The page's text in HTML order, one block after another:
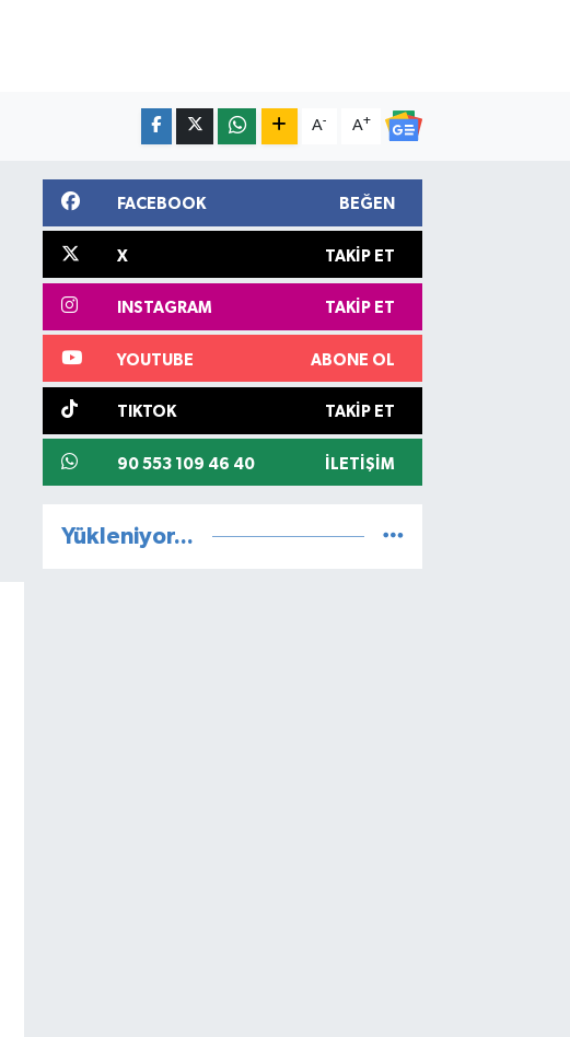
A- A+
FACEBOOK BEĞEN
X TAKIP ET
INSTAGRAM TAKIP ET
YOUTUBE ABONE OL
TIKTOK TAKIP ET
90 553 109 46 40 İLETIŞIM
Yükleniyor...